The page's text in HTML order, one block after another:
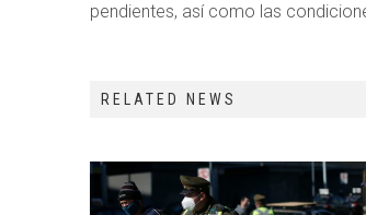
pendientes, así como las
RELATED NEWS